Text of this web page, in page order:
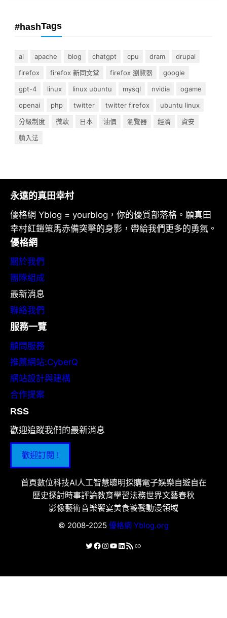
#hashTags
ai apache blog chatgpt cpu dram
drupal
firefox
firefox 新同文堂 firefox 瀏覽器
google
gpt-4
linux linux ubuntu mysql nvidia
ogame
openai
php twitter twitter firefox
ubuntu linux
分級制度
微軟 日本 油價 瀏覽器 經濟
資安
輸入法
永遠的真田幸村
優格網 Yblog = yourblog，你的優質部落格。願真田
幸村紅鎧策馬赤備突擊的身影，帶給我們更多的勇氣。
優格網
關於我們
團隊組成
最新消息
聯絡我們
服務一覽
顧問服務
推薦網站:CyberQ
網站設計與建構
合作提案
RSS
歡迎追蹤我們的最新消息
歡迎訂閱 !
首頁數位科技AI人工智慧聰明採購電子娛樂自遊自在
歷史探討時事評論教育學習法務世界文藝春秋
影像藝術音樂饗宴美食饕餮動漫領域
© 2008-2025 優格網 Yblog.org
X Facebook
Instagram
YouTube
LinkedIn
RSS 資訊提供連結